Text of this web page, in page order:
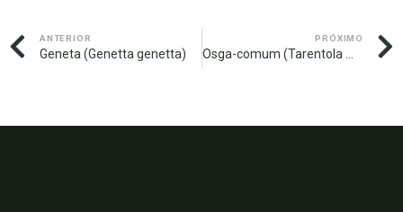
ANTERIOR
Geneta (Genetta genetta)
PRÓXIMO
Osga-comum (Tarentola mauritanica)